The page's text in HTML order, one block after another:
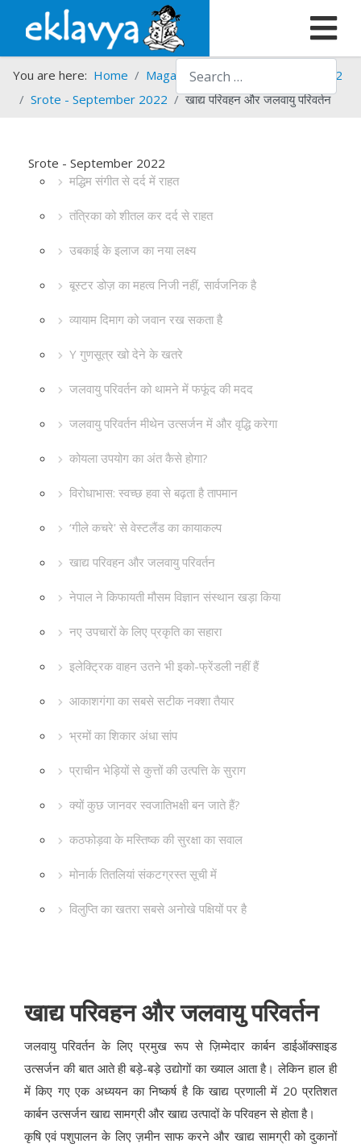
Search
You are here: Home Magazines Srote
Srote - 2022
Srote - September 2022
खाद्य परिवहन और जलवायु परिवर्तन
Srote - September 2022
मद्धिम संगीत से दर्द में राहत
तंत्रिका को शीतल कर दर्द से राहत
उबकाई के इलाज का नया लक्ष्य
बूस्टर डोज़ का महत्व निजी नहीं, सार्वजनिक है
व्यायाम दिमाग को जवान रख सकता है
Y गुणसूत्र खो देने के खतरे
जलवायु परिवर्तन को थामने में फफूंद की मदद
जलवायु परिवर्तन मीथेन उत्सर्जन में और वृद्धि करेगा
कोयला उपयोग का अंत कैसे होगा?
विरोधाभास: स्वच्छ हवा से बढ़ता है तापमान
‘गीले कचरे' से वेस्टलैंड का कायाकल्प
खाद्य परिवहन और जलवायु परिवर्तन
नेपाल ने किफायती मौसम विज्ञान संस्थान खड़ा किया
नए उपचारों के लिए प्रकृति का सहारा
इलेक्ट्रिक वाहन उतने भी इको-फ्रेंडली नहीं हैं
आकाशगंगा का सबसे सटीक नक्शा तैयार
भ्रमों का शिकार अंधा सांप
प्राचीन भेड़ियों से कुत्तों की उत्पत्ति के सुराग
क्यों कुछ जानवर स्वजातिभक्षी बन जाते हैं?
कठफोड़वा के मस्तिष्क की सुरक्षा का सवाल
मोनार्क तितलियां संकटग्रस्त सूची में
विलुप्ति का खतरा सबसे अनोखे पक्षियों पर है
खाद्य परिवहन और जलवायु परिवर्तन
जलवायु परिवर्तन के लिए प्रमुख रूप से ज़िम्मेदार कार्बन डाईऑक्साइड
उत्सर्जन की बात आते ही बड़े-बड़े उद्योगों का ख्याल आता है। लेकिन हाल ही
में किए गए एक अध्ययन का निष्कर्ष है कि खाद्य प्रणाली में 20 प्रतिशत
कार्बन उत्सर्जन खाद्य सामग्री और खाद्य उत्पादों के परिवहन से होता है।
कृषि एवं पशुपालन के लिए ज़मीन साफ करने और खाद्य सामग्री को दुकानों